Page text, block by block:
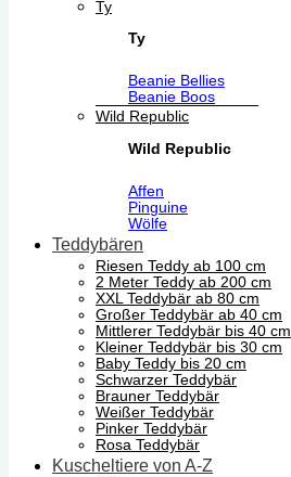
Ty
Ty
Beanie Bellies
Beanie Boos
Wild Republic
Wild Republic
Affen
Pinguine
Wölfe
Teddybären
Riesen Teddy ab 100 cm
2 Meter Teddy ab 200 cm
XXL Teddybär ab 80 cm
Großer Teddybär ab 40 cm
Mittlerer Teddybär bis 40 cm
Kleiner Teddybär bis 30 cm
Baby Teddy bis 20 cm
Schwarzer Teddybär
Brauner Teddybär
Weißer Teddybär
Pinker Teddybär
Rosa Teddybär
Kuscheltiere von A-Z